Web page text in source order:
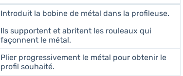
Introduit la bobine de métal dans la profileuse.
Ils supportent et abritent les rouleaux qui
façonnent le métal.
Plier progressivement le métal pour obtenir le
profil souhaité.